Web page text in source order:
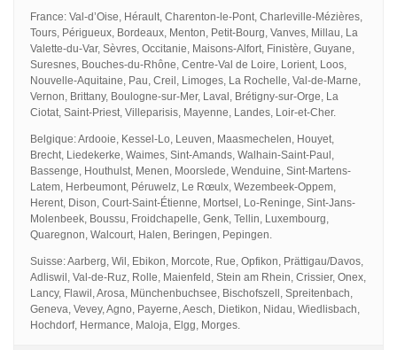
France: Val-d’Oise, Hérault, Charenton-le-Pont, Charleville-Mézières,
Tours, Périgueux, Bordeaux, Menton, Petit-Bourg, Vanves, Millau, La
Valette-du-Var, Sèvres, Occitanie, Maisons-Alfort, Finistère, Guyane,
Suresnes, Bouches-du-Rhône, Centre-Val de Loire, Lorient, Loos,
Nouvelle-Aquitaine, Pau, Creil, Limoges, La Rochelle, Val-de-Marne,
Vernon, Brittany, Boulogne-sur-Mer, Laval, Brétigny-sur-Orge, La
Ciotat, Saint-Priest, Villeparisis, Mayenne, Landes, Loir-et-Cher.
Belgique: Ardooie, Kessel-Lo, Leuven, Maasmechelen, Houyet,
Brecht, Liedekerke, Waimes, Sint-Amands, Walhain-Saint-Paul,
Bassenge, Houthulst, Menen, Moorslede, Wenduine, Sint-Martens-
Latem, Herbeumont, Péruwelz, Le Rœulx, Wezembeek-Oppem,
Herent, Dison, Court-Saint-Étienne, Mortsel, Lo-Reninge, Sint-Jans-
Molenbeek, Boussu, Froidchapelle, Genk, Tellin, Luxembourg,
Quaregnon, Walcourt, Halen, Beringen, Pepingen.
Suisse: Aarberg, Wil, Ebikon, Morcote, Rue, Opfikon, Prättigau/Davos,
Adliswil, Val-de-Ruz, Rolle, Maienfeld, Stein am Rhein, Crissier, Onex,
Lancy, Flawil, Arosa, Münchenbuchsee, Bischofszell, Spreitenbach,
Geneva, Vevey, Agno, Payerne, Aesch, Dietikon, Nidau, Wiedlisbach,
Hochdorf, Hermance, Maloja, Elgg, Morges.